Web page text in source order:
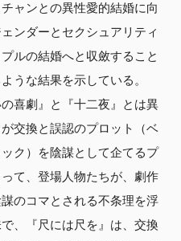
ャンとの異性愛的結婚に向
ンダーとセクシュアリティ
ルの結婚へと収斂すること
うな結果を示している。
喜劇』と『十二夜』とは異
交換と誤認のプロット（ベ
ク）を陰謀として企てるプ
て、登場人物たちが、劇作
のコマとされる不条理を浮
、『尺には尺を』は、交換